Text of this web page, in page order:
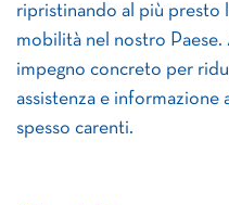
ripristinando al più presto
mobilità nel nostro Paese.
impegno concreto per
assistenza e informazione
spesso carenti.